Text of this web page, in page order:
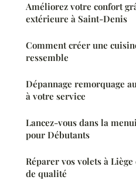
Améliorez votre confort
extérieure à Saint-Denis
Comment créer une
ressemble
Dépannage remorquage
à votre service
Lancez-vous dans la
pour Débutants
Réparer vos volets à
de qualité